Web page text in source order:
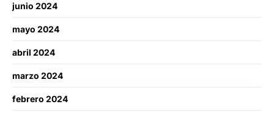
junio 2024
mayo 2024
abril 2024
marzo 2024
febrero 2024